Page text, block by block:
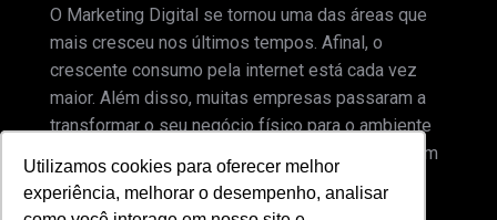
Utilizamos cookies para oferecer melhor
experiência, melhorar o desempenho, analisar
Utilizamos cookies para oferecer melhor
experiência, melhorar o desempenho, analisar
O Marketing Digital se tornou uma das áreas que
mais cresceu nos últimos tempos. Afinal, o
crescente consumo pela internet está cada vez
maior. Além disso, muitas empresas passaram a
transformar o seu negócio físico para o ambiente
digital. Caso você seja da área ou conheça alguém
que atua no ramo de marketing, sabe que…